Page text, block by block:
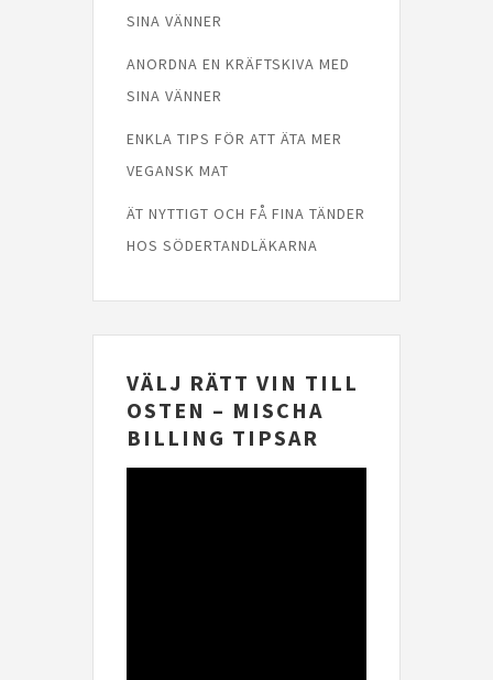
SINA VÄNNER
ANORDNA EN KRÄFTSKIVA MED
SINA VÄNNER
ENKLA TIPS FÖR ATT ÄTA MER
VEGANSK MAT
ÄT NYTTIGT OCH FÅ FINA TÄNDER
HOS SÖDERTANDLÄKARNA
VÄLJ RÄTT VIN TILL
OSTEN – MISCHA
BILLING TIPSAR